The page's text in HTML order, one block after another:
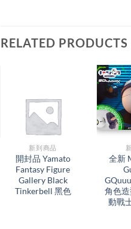
RELATED PRODUCTS
新到商品​
開封品 Yamato
Fantasy Figure
Gallery Black
Tinkerbell 黑色
全新
角色
動戰